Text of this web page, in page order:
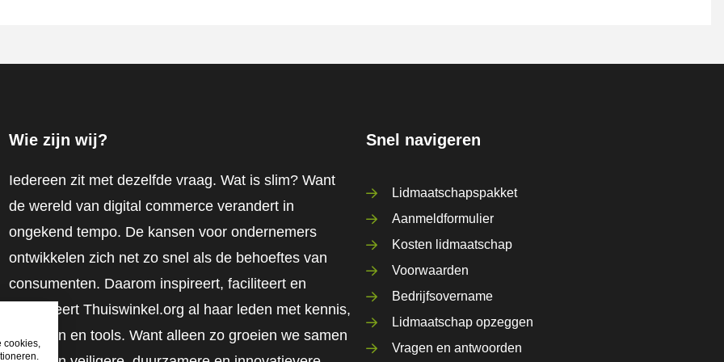
Wie zijn wij?
Iedereen zit met dezelfde vraag. Wat is slim? Want
de wereld van digital commerce verandert in
ongekend tempo. De kansen voor ondernemers
ontwikkelen zich net zo snel als de behoeftes van
consumenten. Daarom inspireert, faciliteert en
mobiliseert Thuiswinkel.org al haar leden met kennis,
inzichten en tools. Want alleen zo groeien we samen
Snel navigeren
Lidmaatschapspakket
Aanmeldformulier
Kosten lidmaatschap
Voorwaarden
Bedrijfsovername
Lidmaatschap opzeggen
Vragen en antwoorden
cookies,